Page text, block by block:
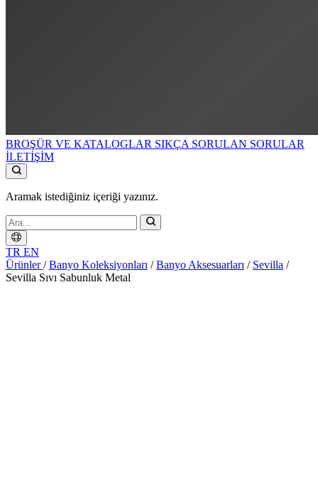
BROŞÜR VE KATALOGLAR SIKÇA SORULAN SORULAR
İLETİŞİM
Aramak istediğiniz içeriği yazınız.
TR EN
Ürünler/ Banyo Koleksiyonları / Banyo Aksesuarları / Sevilla /
Sevilla Sıvı Sabunluk Metal